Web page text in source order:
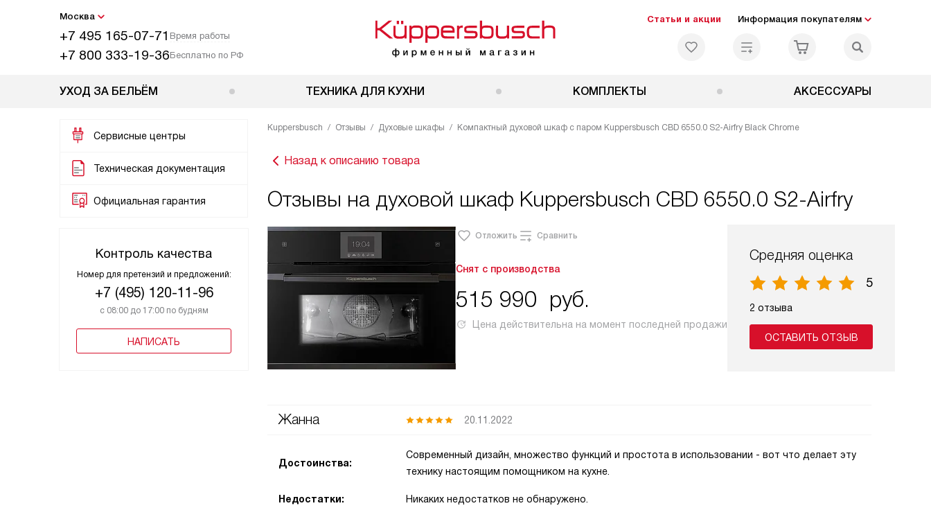
Москва
+7 495 165-07-71 Время работы
+7 800 333-19-36Бесплатно по РФ
Статьи и акции Информация покупателям
УХОД ЗА БЕЛЬЁМ ТЕХНИКА ДЛЯ КУХНИ КОМПЛЕКТЫ АКСЕССУАРЫ
Сервисные центры
Техническая документация
Официальная гарантия
Контроль качества
Номер для претензий и предложений:
+7 (495) 120-11-96
с 08:00 до 17:00 по будням
НАПИСАТЬ
Kuppersbusch Отзывы Духовые шкафы Компактный духовой шкаф с паром Kuppersbusch CBD 6550.0 S2-Airfry Black Chrome
Назад к описанию товара
Отзывы на духовой шкаф Kuppersbusch CBD 6550.0 S2-Airfry
Отложить Сравнить
Снят с производства
515 990 руб.
Цена действительна на момент последней продажи
Средняя оценка
5
2 отзыва
ОСТАВИТЬ ОТЗЫВ
Жанна 20.11.2022
Достоинства:
Современный дизайн, множество функций и простота в использовании - вот что делает эту
технику настоящим помощником на кухне.
Недостатки: Никаких недостатков не обнаружено.